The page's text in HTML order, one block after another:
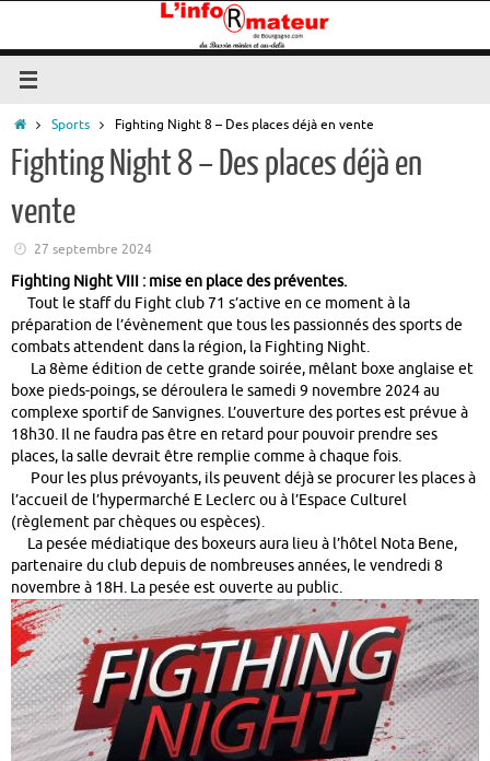
contenu
Accueil
Sports Fighting Night 8 – Des places déjà en vente
Fighting Night 8 – Des places déjà en
vente
27 septembre 2024
Fighting Night VIII : mise en place des préventes.
Tout le staff du Fight club 71 s’active en ce moment à la
préparation de l’évènement que tous les passionnés des sports de
combats attendent dans la région, la Fighting Night.
La 8ème édition de cette grande soirée, mêlant boxe anglaise et
boxe pieds-poings, se déroulera le samedi 9 novembre 2024 au
complexe sportif de Sanvignes. L’ouverture des portes est prévue à
18h30. Il ne faudra pas être en retard pour pouvoir prendre ses
places, la salle devrait être remplie comme à chaque fois.
Pour les plus prévoyants, ils peuvent déjà se procurer les places à
l’accueil de l’hypermarché E Leclerc ou à l’Espace Culturel
(règlement par chèques ou espèces).
La pesée médiatique des boxeurs aura lieu à l’hôtel Nota Bene,
partenaire du club depuis de nombreuses années, le vendredi 8
novembre à 18H. La pesée est ouverte au public.